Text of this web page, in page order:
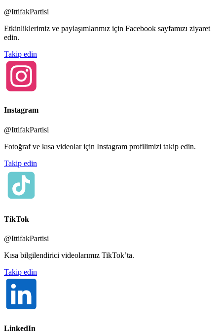
@IttifakPartisi
Etkinliklerimiz ve paylaşımlarımız için Facebook sayfamızı ziyaret
edin.
Takip edin
Instagram
@IttifakPartisi
Fotoğraf ve kısa videolar için Instagram profilimizi takip edin.
Takip edin
TikTok
@IttifakPartisi
Kısa bilgilendirici videolarımız TikTok’ta.
Takip edin
LinkedIn